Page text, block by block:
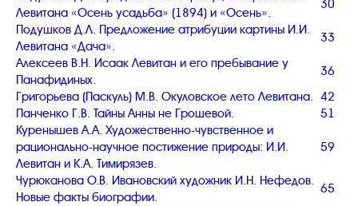
Левитана «Осень усадьба» (1894) и «Осень».
30
Подушков Д.Л. Предложение атрибуции картины И.И.
Левитана «Дача».
33
Алексеев В.Н. Исаак Левитан и его пребывание у
Панафидиных.
36
Григорьева (Паскуль) М.В. Окуловское лето Левитана. 42
Панченко Г.В. Тайны Анны не Грошевой.
51
Куренышев А.А. Художественно-чувственное и
рационально-научное постижение природы: И.И.
Левитан и К.А. Тимирязев.
59
Чурюканова О.В. Ивановский художник И.Н. Нефедов.
Новые факты биографии.
65